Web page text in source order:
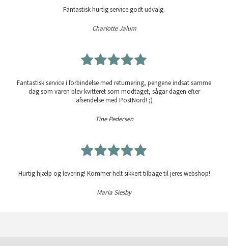
Fantastisk hurtig service godt udvalg.
Charlotte Jalum
Fantastisk service i forbindelse med returnering, pengene indsat samme
dag som varen blev kvitteret som modtaget, sågar dagen efter
afsendelse med PostNord! ;)
Tine Pedersen
Hurtig hjælp og levering! Kommer helt sikkert tilbage til jeres webshop!
Maria Siesby